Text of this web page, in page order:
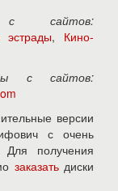
с сайтов:
эстрады, Кино-
с сайтов:
версии
с очень
получения
заказатьдиски